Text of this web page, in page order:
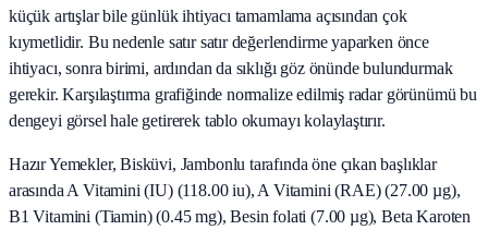
küçük artışlar bile günlük ihtiyacı tamamlama açısından çok
kıymetlidir. Bu nedenle satır satır değerlendirme yaparken önce
ihtiyacı, sonra birimi, ardından da sıklığı göz önünde bulundurmak
gerekir. Karşılaştırma grafiğinde normalize edilmiş radar görünümü bu
dengeyi görsel hale getirerek tablo okumayı kolaylaştırır.
Hazır Yemekler, Bisküvi, Jambonlu tarafında öne çıkan başlıklar
arasında A Vitamini (IU) (118.00 iu), A Vitamini (RAE) (27.00 µg),
B1 Vitamini (Tiamin) (0.45 mg), Besin folati (7.00 µg), Beta Karoten